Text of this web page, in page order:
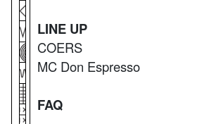
LINE UP
COERS
MC Don Espresso
FAQ